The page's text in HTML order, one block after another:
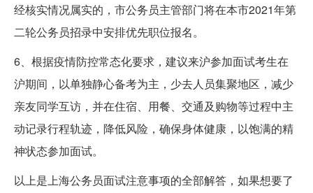
经核实情况属实的，市公务员主管部门将在本市2021年第
二轮公务员招录中安排优先职位报名。
6、根据疫情防控常态化要求，建议来沪参加面试考生在
沪期间，以单独静心备考为主，少去人员集聚地区，减少
亲友同学互访，并在住宿、用餐、交通及购物等过程中主
动记录行程轨迹，降低风险，确保身体健康，以饱满的精
神状态参加面试。
以上是上海公务员面试注意事项的全部解答，如果想要了